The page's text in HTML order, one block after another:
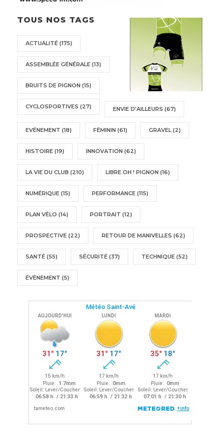
TOUS NOS TAGS
ACTUALITÉ (175)
ASSEMBLÉE GÉNÉRALE (13)
BRUITS DE PIGNON (15)
CYCLOSPORTIVES (27) ENVIE D'AILLEURS (67)
EVÉNEMENT (18) FÉMININ (61) GRAVEL (2)
HISTOIRE (19) INNOVATION (62)
LA VIE DU CLUB (210) LIBRE OH ! PIGNON (16)
NUMÉRIQUE (15) PERFORMANCE (115)
PLAN VÉLO (14) PORTRAIT (12)
PROSPECTIVE (22) RETOUR DE MANIVELLES (62)
SANTÉ (55) SÉCURITÉ (37) TECHNIQUE (52)
ÉVÈNEMENT (5)